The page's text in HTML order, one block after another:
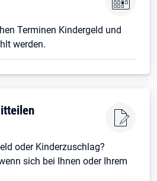
Terminen Kindergeld und
werden.
oder Kinderzuschlag?
sich bei Ihnen oder Ihrem